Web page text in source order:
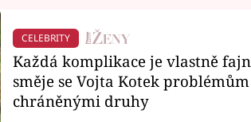
CELEBRITY
Každá komplikace je vlastně
směje se Vojta Kotek problémům
chráněnými druhy